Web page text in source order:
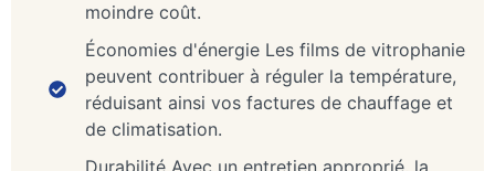
moindre coût.
Économies d'énergie Les films de vitrophanie
peuvent contribuer à réguler la température,
réduisant ainsi vos factures de chauffage et
de climatisation.